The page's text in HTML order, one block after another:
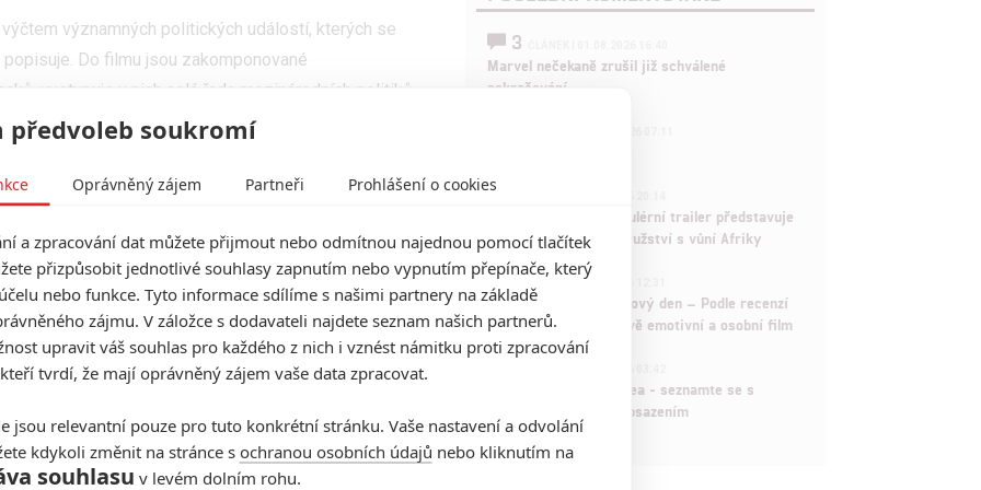
významných politických událostí, kterých se
Do filmu jsou zakomponované
vystupuje v nich celá řada mezinárodních politiků
lehce plavat. Tenhle styl vyprávění má zřejmě
podle mě jde i přes veškerou snahu pořád jen o
jsou občas docela vydařené, jako když Jan
otce, nebo když sledujeme jeho hovory s
československého prezidenta Rodenovi dobrým
filmu to asi vůbec nejlepší, když na ploše
a střetávají se dva různé ideologické pohledy na
hrdina, dobří herci, ambice a pár
nedělají. Intelektuálně se jde tu a tam chytit
jednoduše komedie. Že film dostal tolik sošek, s
3
Marvel nečekaně zrušil již schválené
pokračování
Děti krve a kostí: Regulérní trailer představuje
akční fantasy dobrodružství s vůní Afriky
1 ČLÁNEK | 30.07.2026 12:31
Spider-Man: Zbrusu nový den – Podle recenzí
máme čekat překvapivě emotivní a osobní film
1
Velké preview: Odyssea - seznamte se s
maximálně nabitým obsazením
předvoleb soukromí
Oprávněný zájem Partneři Prohlášení o cookies
a zpracování dat můžete přijmout nebo odmítnou najednou pomocí tlačítek
přizpůsobit jednotlivé souhlasy zapnutím nebo vypnutím přepínače, který
nebo funkce. Tyto informace sdílíme s našimi partnery na základě
zájmu. V záložce s dodavateli najdete seznam našich partnerů.
upravit váš souhlas pro každého z nich i vznést námitku proti zpracování
tvrdí, že mají oprávněný zájem vaše data zpracovat.
jsou relevantní pouze pro tuto konkrétní stránku. Vaše nastavení a odvolání
kdykoli změnit na stránce s ochranou osobních údajů nebo kliknutím na
souhlasu v levém dolním rohu.